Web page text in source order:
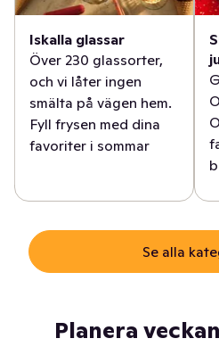
Iskalla glassar
Över 230 glassorter,
och vi låter ingen
smälta på vägen hem.
Fyll frysen med dina
favoriter i sommar
Se alla
Planera